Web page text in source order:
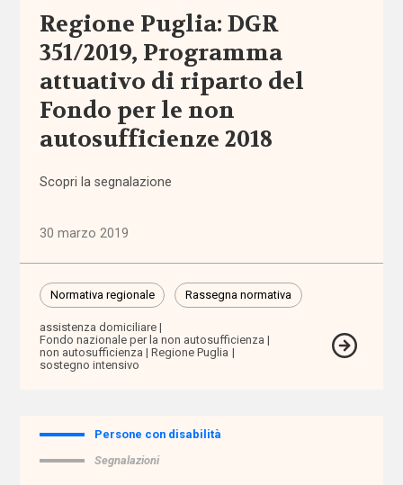
Alleanza
contro
povertà
per
l'infanzia
allontanamento
alunni
stranieri
Alzheimer
territoriale
Regione Puglia: DGR
351/2019, Programma
attuativo di riparto del
Fondo per le non
autosufficienze 2018
Scopri la segnalazione
30 marzo 2019
Normativa regionale Rassegna normativa
assistenza domiciliare
Fondo nazionale per la non autosufficienza
non autosufficienza
Regione Puglia
sostegno intensivo
Persone con disabilità
Segnalazioni